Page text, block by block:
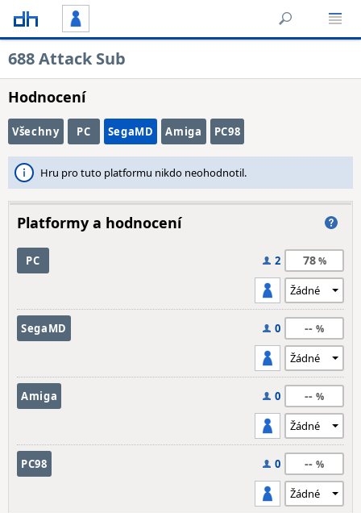
688 Attack Sub
Hodnocení
Všechny PC SegaMD Amiga PC98
Hru pro tuto platformu nikdo neohodnotil.
Platformy a hodnocení
PC 2 78
SegaMD 0 --
Amiga 0 --
PC98 0 --